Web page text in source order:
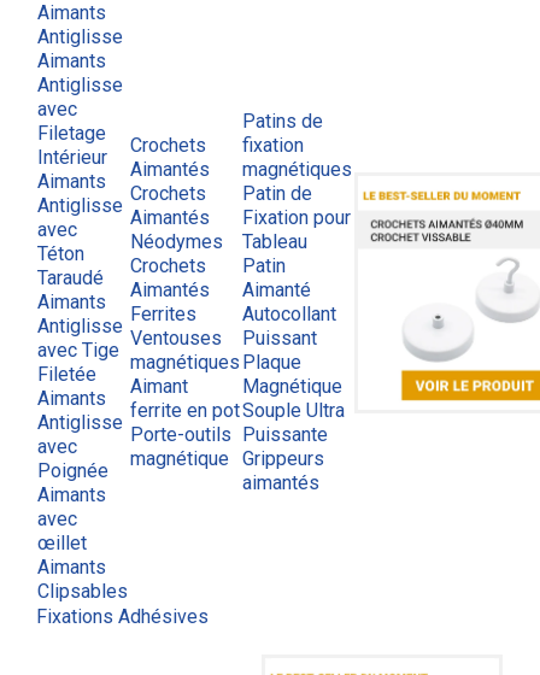
Aimants
Antiglisse
Aimants
Antiglisse
avec
Filetage
Intérieur
Aimants
Antiglisse
avec
Téton
Taraudé
Aimants
Antiglisse
avec Tige
Filetée
Aimants
Antiglisse
avec
Poignée
Aimants
avec
œillet
Aimants
Clipsables
Crochets
Aimantés
Crochets
Aimantés
Néodymes
Crochets
Aimantés
Ferrites
Ventouses
magnétiques
Aimant
ferrite en pot
Porte-outils
magnétique
Patins de
fixation
magnétiques
Patin de
Fixation pour
Tableau
Patin
Aimanté
Autocollant
Puissant
Plaque
Magnétique
Souple Ultra
Puissante
Grippeurs
aimantés
Fixations Adhésives